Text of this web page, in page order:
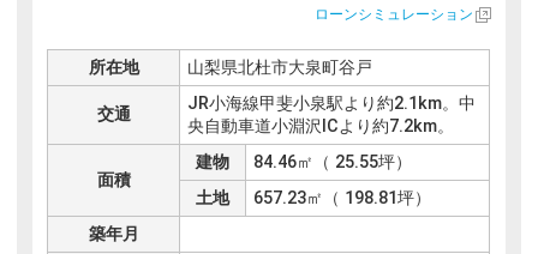
建築・リフォーム
特設サイト
ローンシミュレーション
所在地 山梨県北杜市大泉町谷戸
交通
JR小海線甲斐小泉駅より約2.1km。中
央自動車道小淵沢ICより約7.2km。
面積
建物
84.46㎡（ 25.55坪）
土地
657.23㎡（ 198.81坪）
築年月